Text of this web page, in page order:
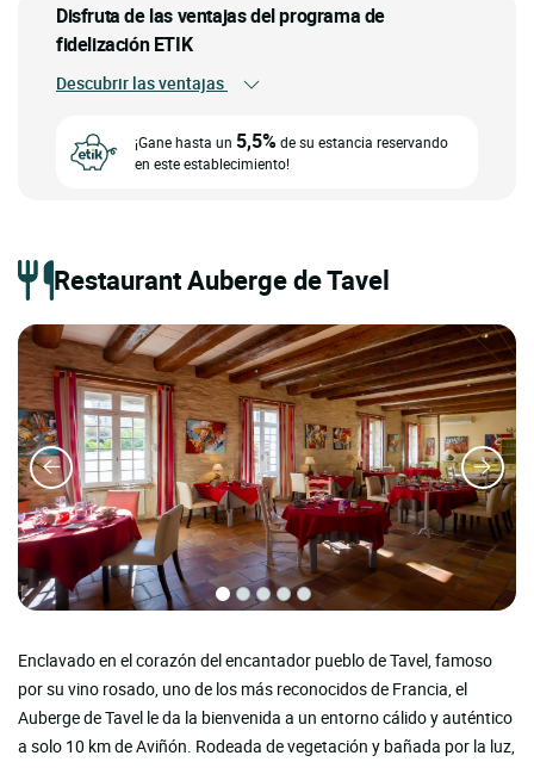
Disfruta de las ventajas del programa de
fidelización ETIK
Descubrir las ventajas
¡Gane hasta un 5,5%de su estancia reservando
en este establecimiento!
Restaurant Auberge de Tavel
Enclavado en el corazón del encantador pueblo de Tavel, famoso
por su vino rosado, uno de los más reconocidos de Francia, el
Auberge de Tavel le da la bienvenida a un entorno cálido y auténtico
a solo 10 km de Aviñón. Rodeada de vegetación y bañada por la luz,